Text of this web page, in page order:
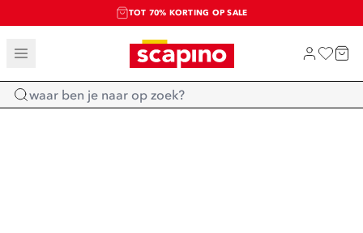
TOT 70% KORTING OP SALE
SALE: LAATSTE KANS!
SHOP NIEUW
Home